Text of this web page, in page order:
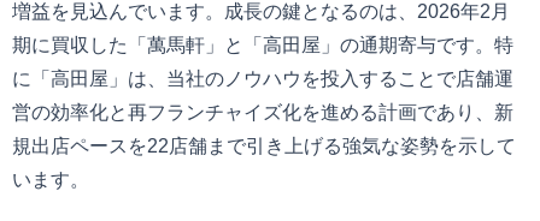
増益を見込んでいます。成長の鍵となるのは、2026年2月
期に買収した「萬馬軒」と「高田屋」の通期寄与です。特
に「高田屋」は、当社のノウハウを投入することで店舗運
営の効率化と再フランチャイズ化を進める計画であり、新
規出店ペースを22店舗まで引き上げる強気な姿勢を示して
います。